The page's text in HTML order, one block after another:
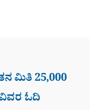
ಮಿತಿ 25,000
ಓದಿ